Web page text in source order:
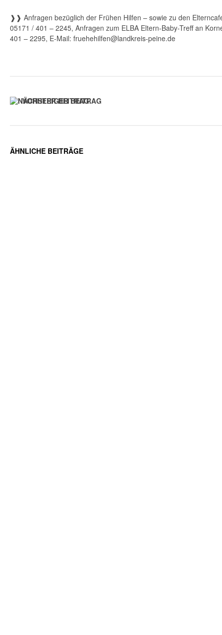
❱❱ Anfragen bezüglich der Frühen Hilfen – sowie zu den
05171 / 401 – 2245, Anfragen zum ELBA Eltern-Baby-Treff an
401 – 2295, E-Mail: fruehehilfen@landkreis-peine.de
VORHERIGER BEITRAG
ÄHNLICHE BEITRÄGE